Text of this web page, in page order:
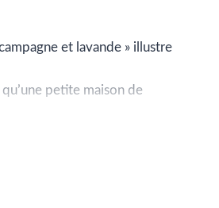
et lavande » illustre
petite maison de